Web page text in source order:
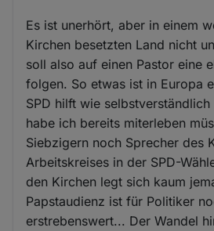
Es ist unerhört, aber in einem
Kirchen besetzten Land nicht
soll also auf einen Pastor eine
folgen. So etwas ist in Europa
SPD hilft wie
habe ich bereits miterleben
Siebzigern noch Sprecher des
Arbeitskreises in der SPD-
den Kirchen legt sich kaum
Papstaudienz ist für Politiker
erstrebenswert... Der Wandel